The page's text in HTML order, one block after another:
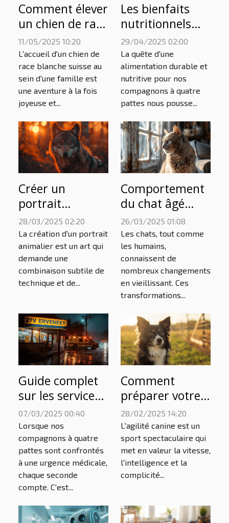
Comment élever
un chien de race
blanche suisse
pour une
famille
11/05/2025 10:20
L'accueil d'un chien de
race blanche suisse au
sein d'une famille est
une aventure à la fois
joyeuse et...
Les bienfaits
nutritionnels
des insectes
séchés pour
animaux
domestiques
29/04/2025 02:00
La quête d'une
alimentation durable et
nutritive pour nos
compagnons à quatre
pattes nous pousse...
Créer un
portrait
animalier
unique : étapes
et conseils
28/03/2025 02:20
La création d'un portrait
animalier est un art qui
demande une
combinaison subtile de
technique et de...
Comportement
du chat âgé
décodez les
signes de
vieillesse et les
changements
de
comportement
senior
26/03/2025 01:08
Les chats, tout comme
les humains,
connaissent de
nombreux changements
en vieillissant. Ces
transformations...
Guide complet
sur les services
d'urgences pour
animaux
disponibles
24h/24
07/03/2025 00:40
Lorsque nos
compagnons à quatre
pattes sont confrontés
à une urgence médicale,
chaque seconde
compte. C'est...
Comment
préparer votre
border collie
pour les
compétitions
d'agilité ?
28/02/2025 14:20
L'agilité canine est un
sport spectaculaire qui
met en valeur la vitesse,
l'intelligence et la
complicité...